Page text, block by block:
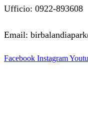
Ufficio: 0922-893608
Email:
Facebook Instagram